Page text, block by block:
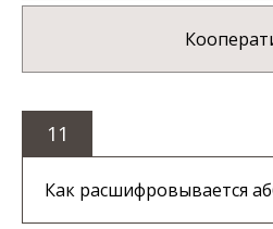
11
Как расшифровывается